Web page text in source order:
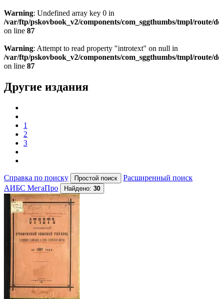
Warning: Undefined array key 0 in
/var/ftp/pskovbook_v2/components/com_sggthumbs/tmpl/route/
on line 87
Warning: Attempt to read property "introtext" on null in
/var/ftp/pskovbook_v2/components/com_sggthumbs/tmpl/route/
on line 87
Другие издания
1
2
3
Справка по поиску
Расширенный поиск
АИБС МегаПро
Найдено: 30